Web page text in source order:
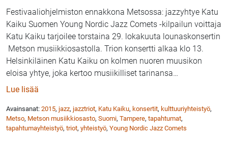
Festivaaliohjelmiston ennakkona Metsossa: jazzyhtye Katu
Kaiku Suomen Young Nordic Jazz Comets -kilpailun voittaja
Katu Kaiku tarjoilee torstaina 29. lokakuuta lounaskonsertin
Metson musiikkiosastolla. Trion konsertti alkaa klo 13.
Helsinkiläinen Katu Kaiku on kolmen nuoren muusikon
eloisa yhtye, joka kertoo musiikilliset tarinansa…
Lue lisää
Avainsanat: 2015, jazz, jazztriot, Katu Kaiku, konsertit, kulttuuriyhteistyö,
Metso, Metson musiikkiosasto, Suomi, Tampere, tapahtumat,
tapahtumayhteistyö, triot, yhteistyö, Young Nordic Jazz Comets